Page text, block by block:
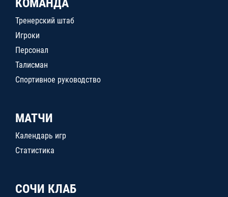
КОМАНДА
Тренерский штаб
Игроки
Персонал
Талисман
Спортивное руководство
МАТЧИ
Календарь игр
Статистика
СОЧИ КЛАБ